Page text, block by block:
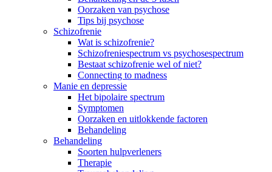
Oorzaken van psychose
Tips bij psychose
Schizofrenie
Wat is schizofrenie?
Schizofreniespectrum vs psychosespectrum
Bestaat schizofrenie wel of niet?
Connecting to madness
Manie en depressie
Het bipolaire spectrum
Symptomen
Oorzaken en uitlokkende factoren
Behandeling
Behandeling
Soorten hulpverleners
Therapie